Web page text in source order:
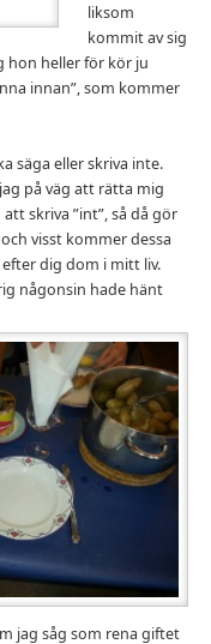
liksom
kommit av sig
hon heller för kör ju
innan”, som kommer
säga eller skriva inte.
på väg att rätta mig
skriva ”int”, så då gör
visst kommer dessa
dig dom i mitt liv.
någonsin hade hänt
jag såg som rena giftet